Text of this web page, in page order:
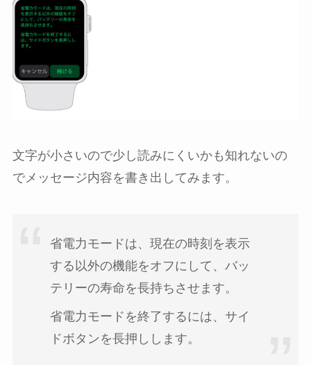
文字が小さいので少し読みにくいかも知れないの
でメッセージ内容を書き出してみます。
省電力モードは、現在の時刻を表示
する以外の機能をオフにして、バッ
テリーの寿命を長持ちさせます。
省電力モードを終了するには、サイ
ドボタンを長押しします。